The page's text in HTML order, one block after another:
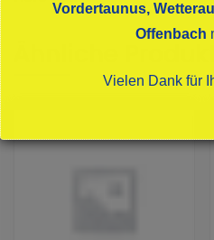
Vordertaunus,
Offenbach
Vielen Dank für
Dies schließt